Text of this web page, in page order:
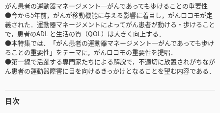
がん患者の運動器マネージメント─がんであっても歩けることの重要性
●今から5年前，がんが移動機能に与える影響に着目し，がんロコモが定
義された．運動器マネージメントによってがん患者が動ける・歩けること
で，患者のADL と生活の質（QOL）は大きく向上する．
●本特集では、「がん患者の運動器マネージメント─がんであっても歩け
ることの重要性」をテーマに，がんロコモの重要性を提唱．
●第一線で活躍する専門家たちによる解説で，不適切に放置されがちなが
ん患者の運動器障害に目を向けるきっかけとなることを望む内容である．
目次